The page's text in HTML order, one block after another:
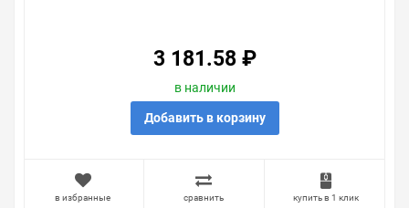
3 181.58 ₽
в наличии
Добавить в корзину
в избранные сравнить купить в 1 клик